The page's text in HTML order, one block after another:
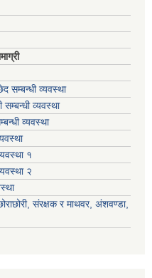
सम्बन्धी व्यवस्था
सम्बन्धी व्यवस्था
व्यवस्था
१
२
संरक्षक र माथवर, अंशवण्डा,